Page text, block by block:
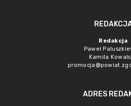
Redakcja
Paweł
Kamila
ADRES